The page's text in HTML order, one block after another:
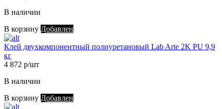
В наличии
В корзину Добавлен
Клей двухкомпонентный полиуретановый Lab Arte 2K PU 9,9
кг
4 872 р/шт
В наличии
В корзину Добавлен